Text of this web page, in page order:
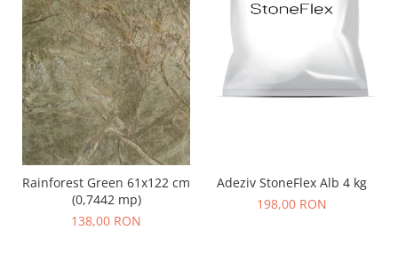
Rainforest Green 61x122 cm
(0,7442 mp)
138,00 RON
Adeziv StoneFlex Alb 4 kg
198,00 RON